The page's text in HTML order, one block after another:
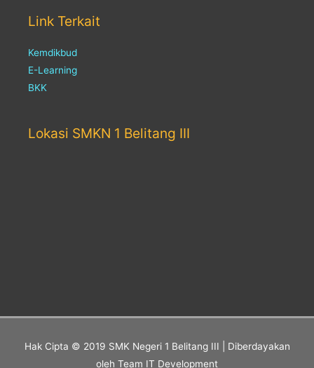
Link Terkait
Kemdikbud
E-Learning
BKK
Lokasi SMKN 1 Belitang III
Hak Cipta © 2019 SMK Negeri 1 Belitang III | Diberdayakan
oleh Team IT Development